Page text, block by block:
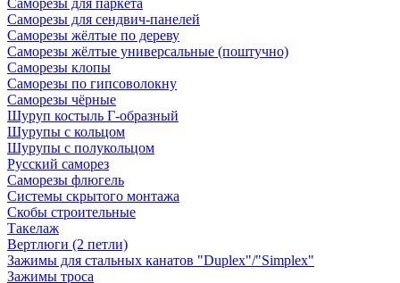
Саморезы для паркета
Саморезы для сендвич-панелей
Саморезы жёлтые по дереву
Саморезы жёлтые универсальные (поштучно)
Саморезы клопы
Саморезы по гипсоволокну
Саморезы чёрные
Шуруп костыль Г-образный
Шурупы с кольцом
Шурупы с полукольцом
Русский саморез
Саморезы флюгель
Системы скрытого монтажа
Скобы строительные
Такелаж
Вертлюги (2 петли)
Зажимы для стальных канатов "Duplex"/"Simplex"
Зажимы троса